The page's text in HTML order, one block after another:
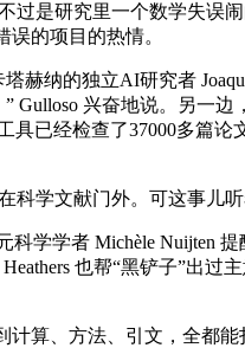
是研究里一个数学失误
的项目的热情。
纳的独立AI研究者
兴奋地说。另一边
已经检查了37000多篇
学文献门外。可这事儿听
学者 Michèle Nuijten
也帮“黑铲子”出
、方法、引文，全都能